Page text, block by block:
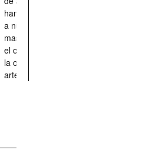
han situado
a nuestras
mascotas en
el centro de
la obra de
arte.